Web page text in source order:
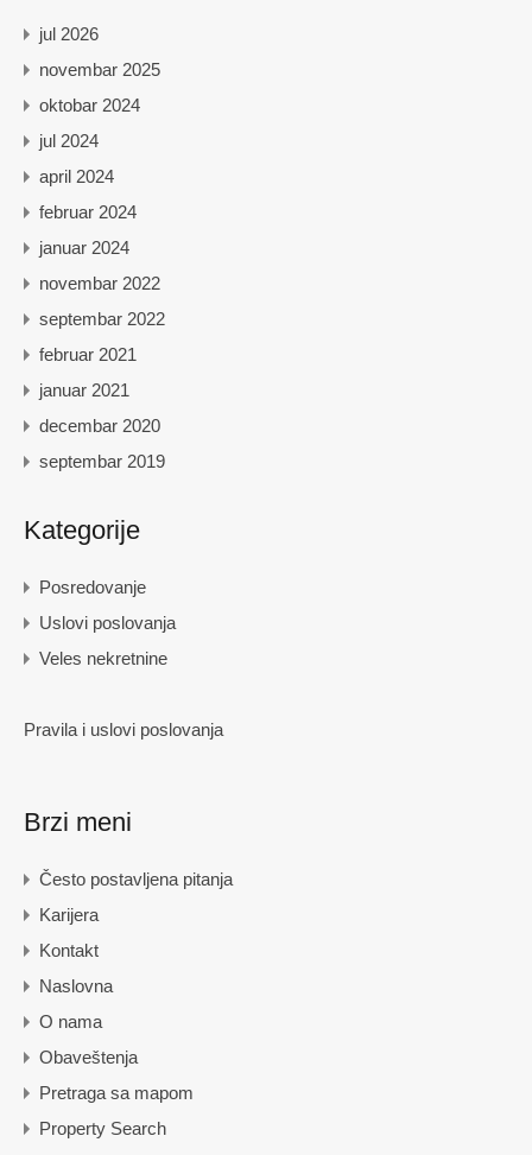
jul 2026
novembar 2025
oktobar 2024
jul 2024
april 2024
februar 2024
januar 2024
novembar 2022
septembar 2022
februar 2021
januar 2021
decembar 2020
septembar 2019
Kategorije
Posredovanje
Uslovi poslovanja
Veles nekretnine
Pravila i uslovi poslovanja
Brzi meni
Često postavljena pitanja
Karijera
Kontakt
Naslovna
O nama
Obaveštenja
Pretraga sa mapom
Property Search